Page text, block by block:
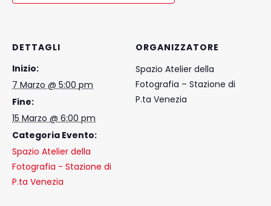
DETTAGLI
Inizio:
7 Marzo @ 5:00 pm
Fine:
15 Marzo @ 6:00 pm
Categoria Evento:
Spazio Atelier della
Fotografia - Stazione di
P.ta Venezia
ORGANIZZATORE
Spazio Atelier della
Fotografia – Stazione di
P.ta Venezia